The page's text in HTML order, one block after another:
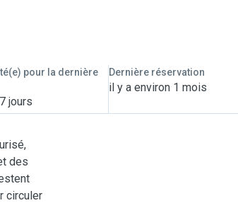
pour la dernière
jours
Dernière réservation
il y a environ 1 mois
des
circuler